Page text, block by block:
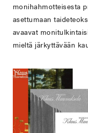
monihahmotteisesta
asettumaan
avaavat
mieltä järkyttävään